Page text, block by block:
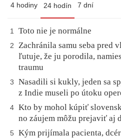
4 hodiny 24 hodín 7 dní
1 Toto nie je normálne
2
Zachránila samu seba pred
ľutuje, že ju porodila,
traumu
3
Nasadili si kukly, jeden sa
z Indie museli po útoku
4 Kto by mohol kúpiť
no záujem môžu prejaviť aj
5
Kým prijímala pacienta,